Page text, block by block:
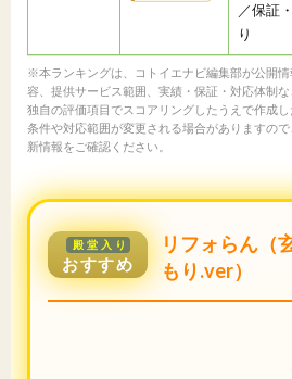
／保証
り
※本ランキングは、コトイエナビ編集部が公開
容、提供サービス範囲、実績・保証・対応体制な
独自の評価項目でスコアリングしたうえで作成
条件や対応範囲が変更される場合がありますの
新情報をご確認ください。
殿堂入り
おすすめ
リフォらん（
もり.ver）